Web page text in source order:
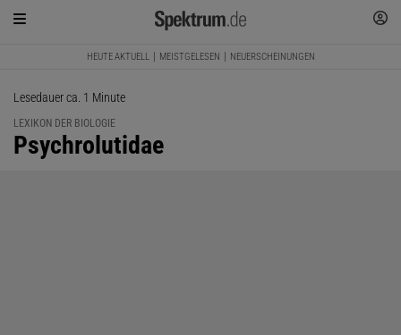
HEUTE AKTUELL MEISTGELESEN NEUERSCHEINUNGEN
Lesedauer ca. 1 Minute
LEXIKON DER BIOLOGIE
:
Psychrolutidae